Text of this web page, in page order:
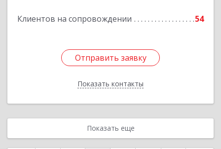
Клиентов на сопровождении 54
Отправить заявку
Показать контакты
Отправить заявку
Назад
Показать еще